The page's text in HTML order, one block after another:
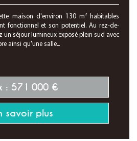
maison d'environ 130 m² habitables
fonctionnel et son potentiel. Au rez-de-
un séjour lumineux exposé plein sud avec
ainsi qu'une salle...
: 571 000 €
savoir plus